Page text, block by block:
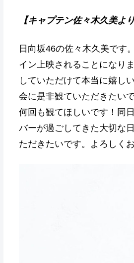
【キャプテン佐々木久美よ
日向坂46の佐々木久美です
イン上映されることになり
していただけて本当に嬉し
会に是非観ていただきたい
何回も観てほしいです！同
バーが過ごしてきた大切な
ただきたいです。よろしく